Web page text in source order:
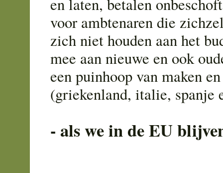
en laten, betalen
voor ambtenaren die
zich niet houden aan het
mee aan nieuwe en ook
een puinhoop van maken
(griekenland, italie, spanje
- als we in de EU